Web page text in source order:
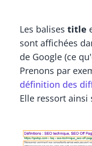
Les balises title
sont affichées
de Google (ce
Prenons par
définition des
Elle ressort ainsi